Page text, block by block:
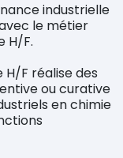
industrielle
le métier
H/F.
F réalise des
ou curative
en chimie